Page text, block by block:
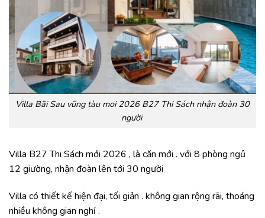
Villa Bãi Sau vũng tàu moi 2026 B27 Thi Sách nhận đoàn 30
người
Villa B27 Thi Sách mới 2026 , là căn mới . với 8 phòng ngủ
12 giường, nhận đoàn lên tới 30 người
Villa có thiết kế hiện đại, tối giản . không gian rộng rãi, thoáng
nhiều không gian nghỉ .